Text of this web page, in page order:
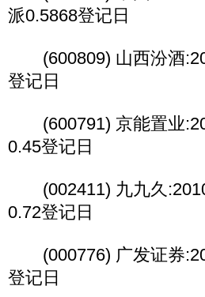
派0.5868登记日
(600809) 山西汾酒
登记日
(600791) 京能置业
0.45登记日
(002411) 九九久:2010
0.72登记日
(000776) 广发证券
登记日